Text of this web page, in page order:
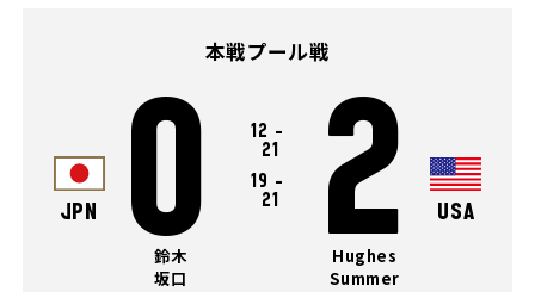
本戦プール戦
JPN 0 12 -
21
19 -
21
2 USA
鈴木
坂口
Hughes
Summer